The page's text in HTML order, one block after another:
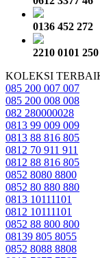
0136 452 272
2210 0101
KOLEKSI
085 200 007 007
085 200 008 008
082 280000028
0813 99 009 009
0813 88 816 805
0812 70 911 911
0812 88 816 805
0852 8080 8800
0852 80 880 880
0813 10111101
0812 10111101
0852 88 800 800
08139 805 8055
0852 8088 8808